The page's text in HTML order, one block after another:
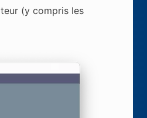
(y compris les